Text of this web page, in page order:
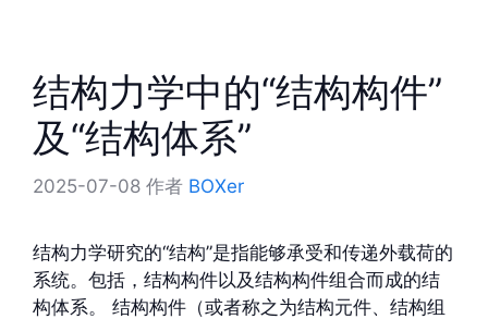
结构力学中的“结构构件”
及“结构体系”
2025-07-08 作者 BOXer
结构力学研究的“结构”是指能够承受和传递外载荷的
系统。包括，结构构件以及结构构件组合而成的结
构体系。 结构构件（或者称之为结构元件、结构组